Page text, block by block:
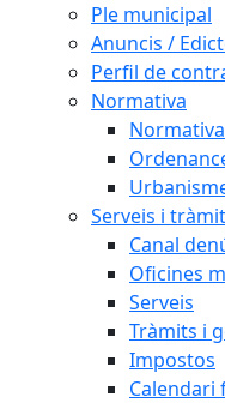
Ple municipal
Anuncis /
Perfil de
Normativa
Serveis i
Canal
Oficines
Serveis
Tràmits i
Impostos
Calendari